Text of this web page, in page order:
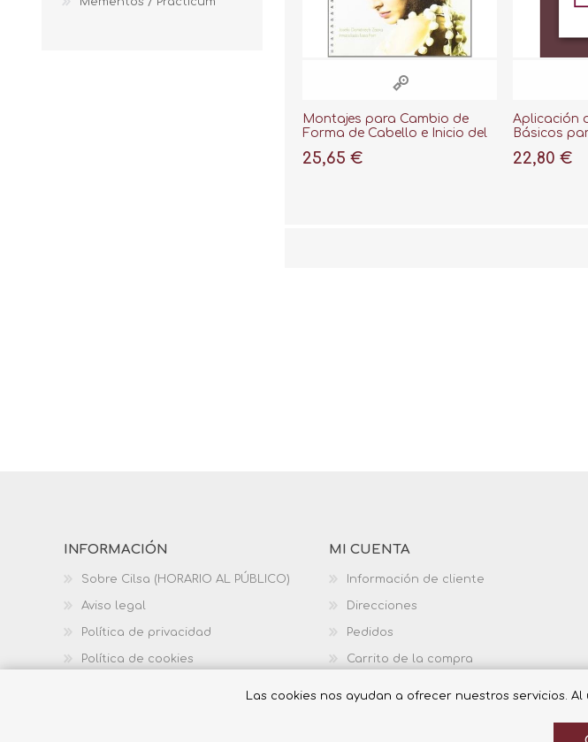
Montajes para Cambio de
Forma de Cabello e Inicio del
25,65 €
Aplicación
Básicos
22,80 €
INFORMACIÓN
Sobre Cilsa (HORARIO AL PÚBLICO)
Aviso legal
Política de privacidad
Política de cookies
MI CUENTA
Información de cliente
Direcciones
Pedidos
Carrito de la compra
Las cookies nos ayudan a ofrecer nuestros servicios.